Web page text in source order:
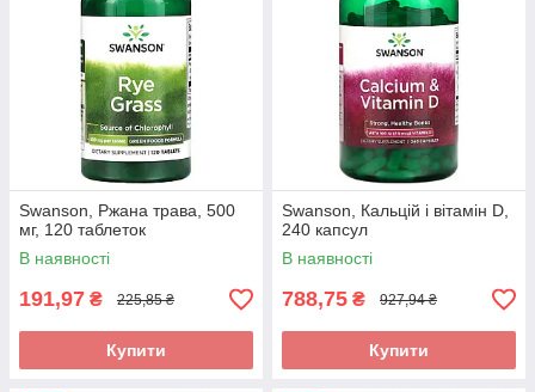
Swanson, Ржана трава, 500
мг, 120 таблеток
В наявності
191,97 ₴ 225,85 ₴
Купити
Swanson, Кальцій і вітамін D,
240 капсул
В наявності
788,75 ₴ 927,94 ₴
Купити